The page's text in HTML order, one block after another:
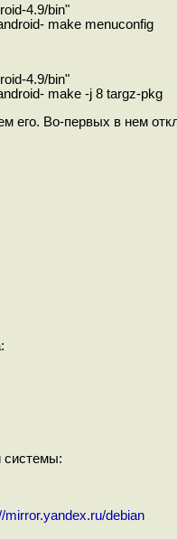
4.9/bin"
make menuconfig
4.9/bin"
make -j 8 targz-pkg
его. Во-первых в нем
системы:
mirror.yandex.ru/debian